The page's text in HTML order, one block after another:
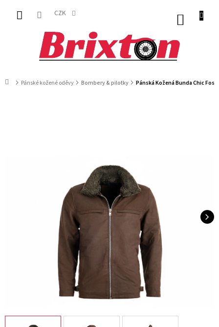
obsah
CZK
DomůPánské kožené oděvy Bombery & pilotky Pánská Kožená Bunda Chic